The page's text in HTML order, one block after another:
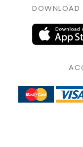
DOWNLOAD